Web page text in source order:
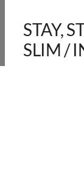
STAY,
SLIM /